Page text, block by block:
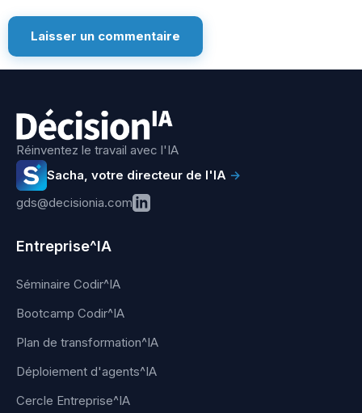
Réinventez le travail avec l'IA
Sacha, votre directeur de l'IA →
gds@decisionia.com
Entreprise^IA
Séminaire Codir^IA
Bootcamp Codir^IA
Plan de transformation^IA
Déploiement d'agents^IA
Cercle Entreprise^IA